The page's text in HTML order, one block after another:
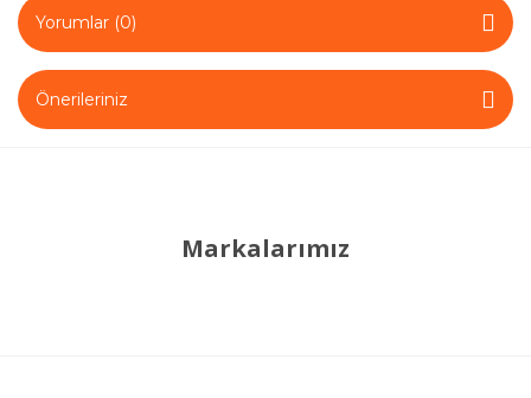
Yorumlar (0)
Önerileriniz
Markalarımız